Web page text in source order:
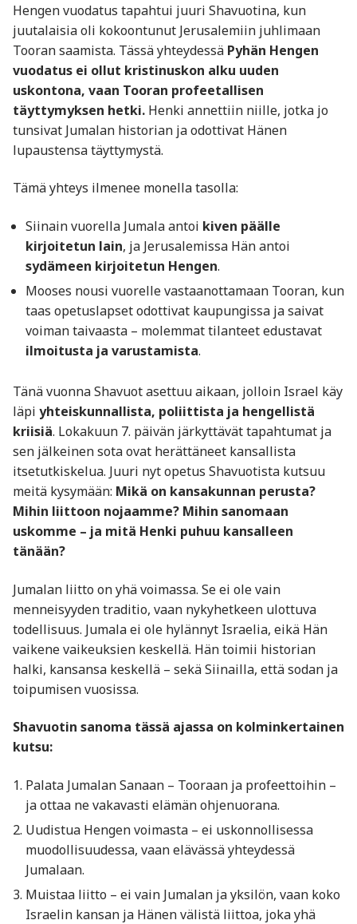
Hengen vuodatus tapahtui juuri Shavuotina, kun
juutalaisia oli kokoontunut Jerusalemiin juhlimaan
Tooran saamista. Tässä yhteydessä Pyhän Hengen
vuodatus ei ollut kristinuskon alku uuden
uskontona, vaan Tooran profeetallisen
täyttymyksen hetki. Henki annettiin niille, jotka jo
tunsivat Jumalan historian ja odottivat Hänen
lupaustensa täyttymystä.
Tämä yhteys ilmenee monella tasolla:
Siinain vuorella Jumala antoi kiven päälle
kirjoitetun lain, ja Jerusalemissa Hän antoi
sydämeen kirjoitetun Hengen.
Mooses nousi vuorelle vastaanottamaan Tooran, kun
taas opetuslapset odottivat kaupungissa ja saivat
voiman taivaasta – molemmat tilanteet edustavat
ilmoitusta ja varustamista.
Tänä vuonna Shavuot asettuu aikaan, jolloin Israel käy
läpi yhteiskunnallista, poliittista ja hengellistä
kriisiä. Lokakuun 7. päivän järkyttävät tapahtumat ja
sen jälkeinen sota ovat herättäneet kansallista
itsetutkiskelua. Juuri nyt opetus Shavuotista kutsuu
meitä kysymään: Mikä on kansakunnan perusta?
Mihin liittoon nojaamme? Mihin sanomaan
uskomme – ja mitä Henki puhuu kansalleen
tänään?
Jumalan liitto on yhä voimassa. Se ei ole vain
menneisyyden traditio, vaan nykyhetkeen ulottuva
todellisuus. Jumala ei ole hylännyt Israelia, eikä Hän
vaikene vaikeuksien keskellä. Hän toimii historian
halki, kansansa keskellä – sekä Siinailla, että sodan ja
toipumisen vuosissa.
Shavuotin sanoma tässä ajassa on kolminkertainen
kutsu:
Palata Jumalan Sanaan – Tooraan ja profeettoihin –
ja ottaa ne vakavasti elämän ohjenuorana.
Uudistua Hengen voimasta – ei uskonnollisessa
muodollisuudessa, vaan elävässä yhteydessä
Jumalaan.
Muistaa liitto – ei vain Jumalan ja yksilön, vaan koko
Israelin kansan ja Hänen välistä liittoa, joka yhä